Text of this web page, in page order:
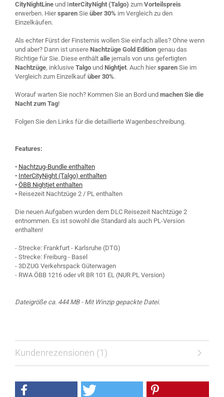
CityNightLine und InterCityNight (Talgo) zum Vorteilspreis
erwerben. Hiersparen Sie über 30% im Vergleich zu den
Einzelkäufen.
Als echter Fürst der Finsternis wollen Sie einfach alles? Ohne wenn
und aber? Dann ist unsere Nachtzüge Gold Edition genau das
Richtige für Sie. Diese enthält alle jemals von uns gefertigten
Nachtzüge, inklusive Talgo und Nightjet. Auch hiersparen Sie im
Vergleich zum Einzelkauf über 30%.
Worauf warten Sie noch? Kommen Sie an Bord und machen Sie die
Nacht zum Tag!
Folgen Sie den Links für die detaillierte Wagenbeschreibung.
Features:
• Nachtzug-Bundle enthalten
• InterCityNight (Talgo) enthalten
• ÖBB Nightjet enthalten
• Reisezeit Nachtzüge 2 / PL enthalten
Die neuen Aufgaben wurden dem DLC Reisezeit Nachtzüge 2
entnommen. Es ist sowohl die Standard als auch PL-Version
enthalten!
- Strecke: Frankfurt - Karlsruhe (DTG)
- Strecke: Freiburg - Basel
- 3DZUG Verkehrspack Güterwagen
- RWA ÖBB 1216 oder vR BR 101 EL (NUR PL Version)
Dateigröße ca. 444 MB - Mit Winzip gepackte Datei.
Kundenrezensionen (1)